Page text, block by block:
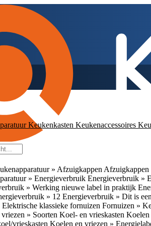
» Afzuigkappen Afzuigkappen
» Energieverbruik Energieverbruik »
» Werking nieuwe label in praktijk
» 12 Energieverbruik » Dit is
klassieke fornuizen Fornuizen »
» Soorten Koel- en vrieskasten Koelen
vrieskasten Koelen en vriezen »
Keukenkasten Keukenaccessoires